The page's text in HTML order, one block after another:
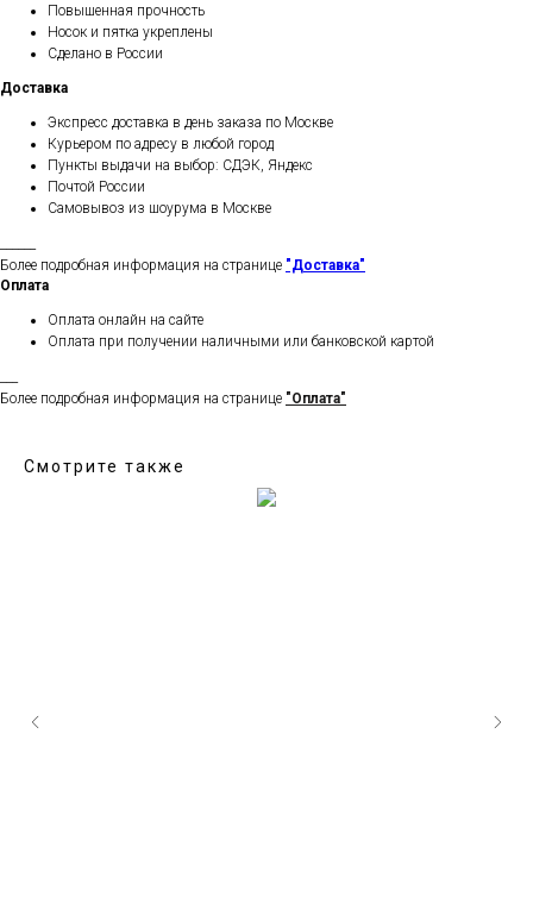
Повышенная прочность
Носок и пятка укреплены
Сделано в России
Доставка
Экспресс доставка в день заказа по Москве
Курьером по адресу в любой город
Пункты выдачи на выбор: СДЭК, Яндекс
Почтой России
Самовывоз из шоурума в Москве
Более подробная информация на странице "Доставка"
Оплата
Оплата онлайн на сайте
Оплата при получении наличными или банковской картой
Более подробная информация на странице "Оплата"
Смотрите также